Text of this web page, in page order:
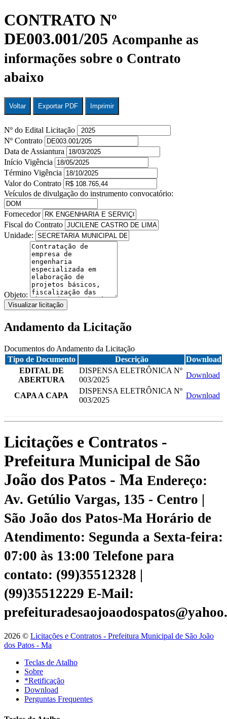
CONTRATO Nº
DE003.001/205 Acompanhe as
informações sobre o Contrato
abaixo
Voltar Exportar PDF Imprimir
Nº do Edital Licitação
Nº Contrato
Data de Assiantura
Início Vigência
Término Vigência
Valor do Contrato
Veículos de divulgação do instrumento convocatório:
Fornecedor
Fiscal do Contrato
Unidade:
Objeto:
Visualizar licitação
Andamento da Licitação
Documentos do Andamento da Licitação
Tipo de Documento
Descrição
Download
EDITAL DE
ABERTURA
DISPENSA ELETRÔNICA Nº
003/2025
Download
CAPA A CAPA
DISPENSA ELETRÔNICA Nº
003/2025
Download
Licitações e Contratos -
Prefeitura Municipal de São
João dos Patos - Ma Endereço:
Av. Getúlio Vargas, 135 - Centro |
São João dos Patos-Ma Horário de
Atendimento: Segunda a Sexta-feira:
07:00 às 13:00 Telefone para
contato: (99)35512328 |
(99)35512229 E-Mail:
2026 © Licitações e Contratos - Prefeitura Municipal de São João
dos Patos - Ma
Teclas de Atalho
Sobre
*Retificação
Download
Perguntas Frequentes